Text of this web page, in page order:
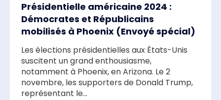
Présidentielle américaine 2024 :
Démocrates et Républicains
mobilisés à Phoenix (Envoyé spécial)
Les élections présidentielles aux États-Unis
suscitent un grand enthousiasme,
notamment à Phoenix, en Arizona. Le 2
novembre, les supporters de Donald Trump,
représentant le...